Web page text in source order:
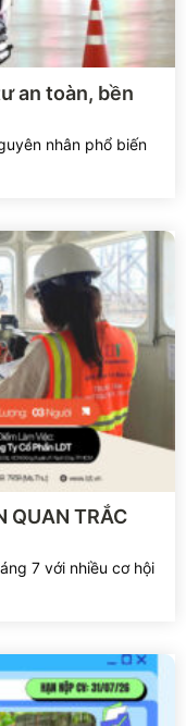
an toàn, bền
nhân phổ biến
QUAN TRẮC
7 với nhiều cơ hội